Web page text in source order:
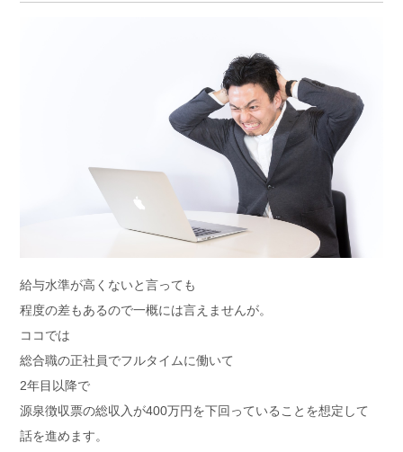
給与水準が高くないと言っても
程度の差もあるので一概には言えませんが。
ココでは
総合職の正社員でフルタイムに働いて
2年目以降で
源泉徴収票の総収入が400万円を下回っていることを想定して
話を進めます。